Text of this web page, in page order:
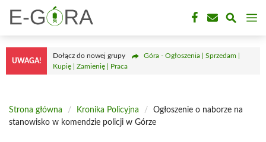
treści
UWAGA!
Dołącz do nowej grupy
Góra - Ogłoszenia | Sprzedam |
Kupię | Zamienię | Praca
Strona główna / Kronika Policyjna /
Ogłoszenie o naborze na
stanowisko w komendzie policji w Górze